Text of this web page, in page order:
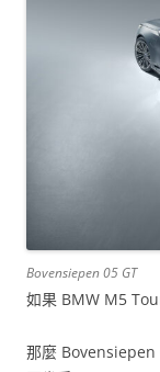
Bovensiepen 05 GT
如果 BMW M5
那麼 Bovensiepen